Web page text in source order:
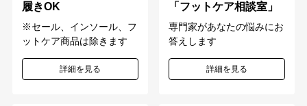
履きOK
※セール、インソール、フ
ットケア商品は除きます
詳細を見る
「フットケア相談室」
専門家があなたの悩みにお
答えします
詳細を見る